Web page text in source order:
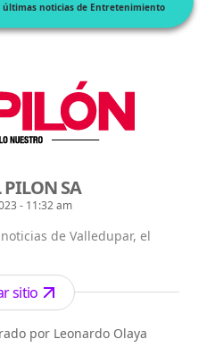
últimas noticias de Entretenimiento
PILON SA
- 11:32 am
de Valledupar, el
sitio
por Leonardo Olaya